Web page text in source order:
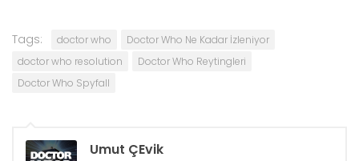
Tags: doctor who
Doctor Who Ne Kadar İzleniyor
doctor who resolution
Doctor Who Reytingleri
Doctor Who Spyfall
Umut ÇEvik